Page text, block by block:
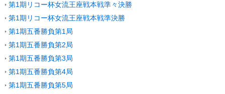
第1期リコー杯女流王座戦本戦準々決勝
第1期リコー杯女流王座戦本戦準決勝
第1期五番勝負第1局
第1期五番勝負第2局
第1期五番勝負第3局
第1期五番勝負第4局
第1期五番勝負第5局